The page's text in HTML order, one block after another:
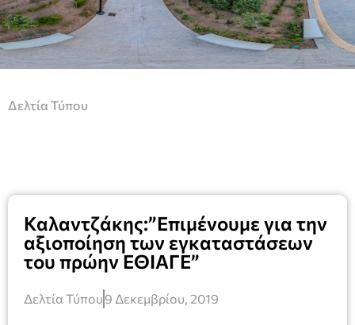
Δελτία Τύπου
Καλαντζάκης:”Επιμένουμε για την
αξιοποίηση των εγκαταστάσεων
του πρώην ΕΘΙΑΓΕ”
Δελτία Τύπου 9 Δεκεμβρίου, 2019